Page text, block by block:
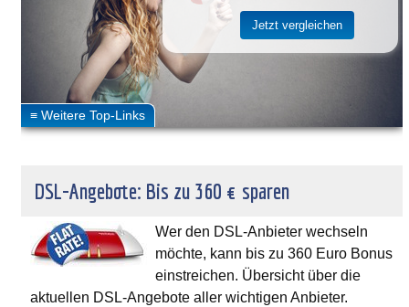
DSL-Angebote: Bis zu 360 € sparen
Wer den DSL-Anbieter wechseln
möchte, kann bis zu 360 Euro Bonus
einstreichen. Übersicht über die
aktuellen DSL-Angebote aller wichtigen Anbieter.